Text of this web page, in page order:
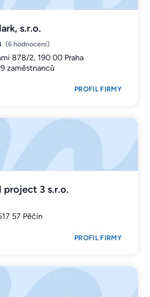
s.r.o.
(6 hodnocení)
878/2, 190 00 Praha
zaměstnanců
PROFIL FIRMY
project 3 s.r.o.
57 Pěčín
PROFIL FIRMY